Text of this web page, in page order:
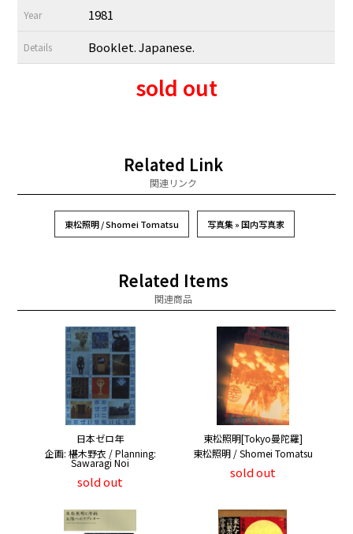
Year 1981
Details Booklet. Japanese.
sold out
Related Link
関連リンク
東松照明 / Shomei Tomatsu 写真集 » 国内写真家
Related Items
関連商品
日本ゼロ年
企画: 椹木野衣 / Planning:
Sawaragi Noi
sold out
東松照明[Tokyo曼陀羅]
東松照明 / Shomei Tomatsu
sold out